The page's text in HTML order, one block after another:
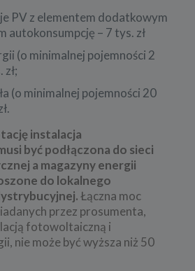
PV z elementem dodatkowym
autokonsumpcję – 7 tys. zł
(o minimalnej pojemności 2
(o minimalnej pojemności 20
instalacja
być podłączona do sieci
a magazyny energii
do lokalnego
Łączna moc
przez prosumenta,
fotowoltaiczną i
nie może być wyższa niż 50